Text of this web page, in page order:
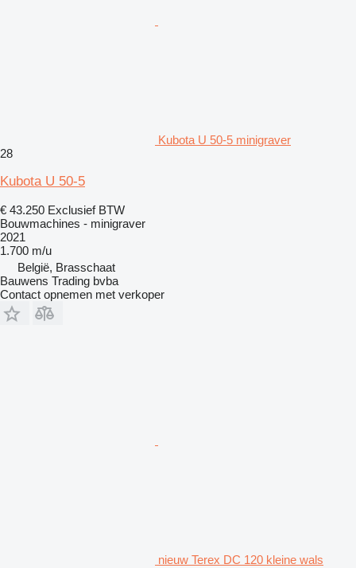
Kubota U 50-5 minigraver
28
Kubota U 50-5
€ 43.250 Exclusief BTW
Bouwmachines - minigraver
2021
1.700 m/u
België, Brasschaat
Bauwens Trading bvba
Contact opnemen met verkoper
nieuw Terex DC 120 kleine wals